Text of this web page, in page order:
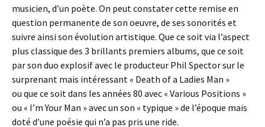
musicien, d’un poète. On peut constater cette remise en
question permanente de son oeuvre, de ses sonorités et
suivre ainsi son évolution artistique. Que ce soit via l’aspect
plus classique des 3 brillants premiers albums, que ce soit
par son duo explosif avec le producteur Phil Spector sur le
surprenant mais intéressant « Death of a Ladies Man »
ou que ce soit dans les années 80 avec « Various Positions »
ou « I’m Your Man » avec un son « typique » de l’époque mais
doté d’une poésie qui n’a pas pris une ride.